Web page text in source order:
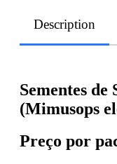
Description
Sementes
(Mimusops
Preço por